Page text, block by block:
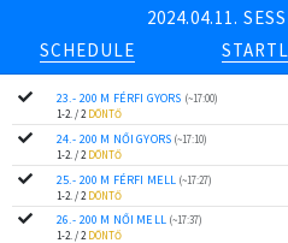
2024.04.11.
SCHEDULE
23.- 200 M FÉRFI GYORS (~17:00)
1-2. / 2 DÖNTŐ
24.- 200 M NŐI GYORS (~17:10)
1-2. / 2 DÖNTŐ
25.- 200 M FÉRFI MELL (~17:27)
1-2. / 2 DÖNTŐ
26.- 200 M NŐI MELL (~17:37)
1-2. / 2 DÖNTŐ